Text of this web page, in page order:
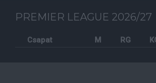
PREMIER LEAGUE 2026/27
Csapat M RG